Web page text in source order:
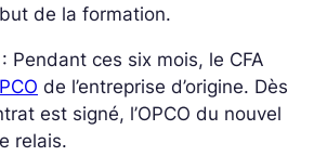
de la formation.
Pendant ces six mois, le CFA
de l’entreprise d’origine. Dès
est signé, l’OPCO du nouvel
relais.